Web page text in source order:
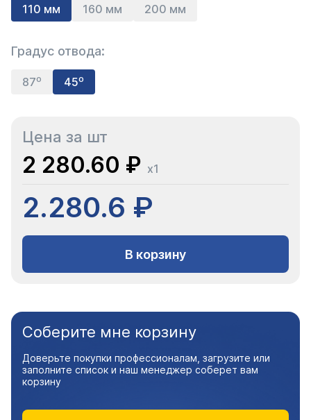
110 мм 160 мм 200 мм
Градус отвода:
87⁰ 45⁰
Цена за шт
2 280.60 ₽ x1
2.280.6 ₽
В корзину
Соберите мне корзину
Доверьте покупки профессионалам, загрузите или
заполните список и наш менеджер соберет вам
корзину